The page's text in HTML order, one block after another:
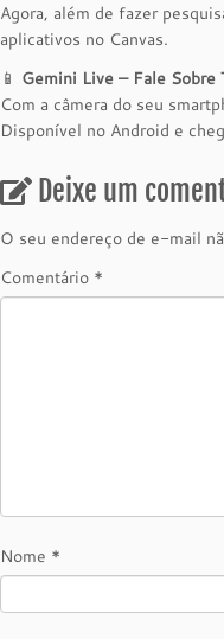
Agora, além de fazer
aplicativos no Canvas.
📱 Gemini Live – Fale Sobre
Com a câmera do seu
Disponível no Android e
Deixe um
O seu endereço de e-mail
Comentário *
Nome *